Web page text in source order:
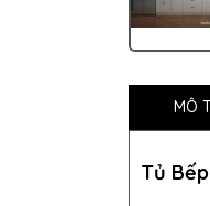
MÔ
Tủ